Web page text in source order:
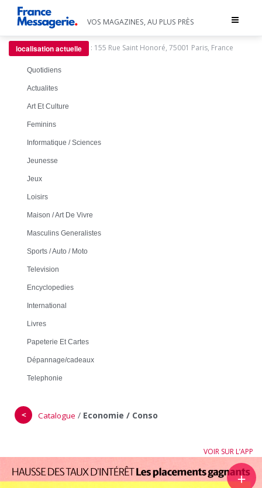
Toggle
VOS MAGAZINES, AU PLUS PRÈS
localisation actuelle : 155 Rue Saint Honoré, 75001 Paris, France
Quotidiens
Actualites
Art Et Culture
Feminins
Informatique / Sciences
Jeunesse
Jeux
Loisirs
Maison / Art De Vivre
Masculins Generalistes
Sports / Auto / Moto
Television
Encyclopedies
International
Livres
Papeterie Et Cartes
Dépannage/cadeaux
Telephonie
＜ Catalogue / Economie / Conso
VOIR SUR L’APP
＋